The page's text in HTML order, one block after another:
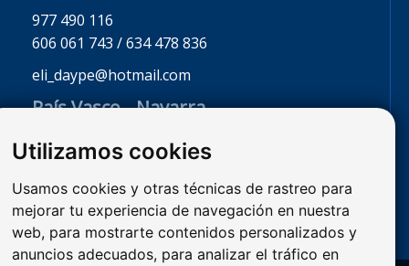
Utilizamos cookies
Usamos cookies y otras técnicas de rastreo para
mejorar tu experiencia de navegación en nuestra
web, para mostrarte contenidos personalizados y
anuncios adecuados, para analizar el tráfico en
977 490 116
606 061 743 / 634 478 836
eli_daype@hotmail.com
País Vasco - Navarra
947 341 468
626 189 986 / 608 246 115
miriam_daype@hotmail.com